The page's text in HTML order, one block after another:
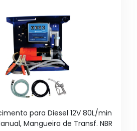
para Diesel 12V 80L/min
Mangueira de Transf. NBR